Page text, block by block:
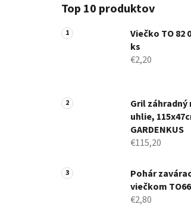
Top 10 produktov
Viečko TO 82
ks
€2,20
Gril záhradný
uhlie,
GARDENKUS
€115,20
Pohár
viečkom
€2,80